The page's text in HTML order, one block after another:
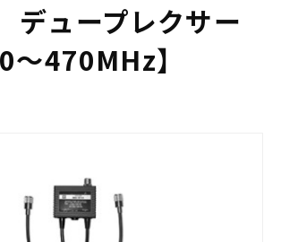
ュープレクサー
〜470MHz】